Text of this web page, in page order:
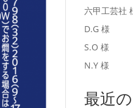
六甲工芸社
D.G 様
S.O 様
N.Y 様
最近